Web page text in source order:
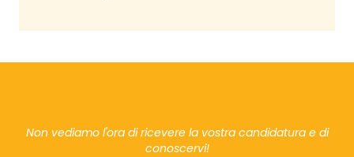
Non vediamo l'ora di ricevere la vostra candidatura e di
conoscervi!